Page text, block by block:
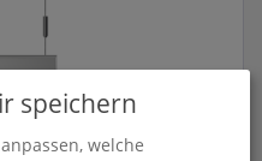
speichern
welche